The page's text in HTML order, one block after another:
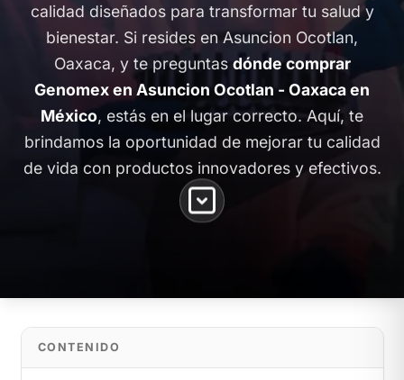
calidad diseñados para transformar tu salud y
bienestar. Si resides en Asuncion Ocotlan,
Oaxaca, y te preguntasdónde comprar
Genomex en Asuncion Ocotlan - Oaxaca en
México, estás en el lugar correcto. Aquí, te
brindamos la oportunidad de mejorar tu calidad
de vida con productos innovadores y efectivos.
CONTENIDO